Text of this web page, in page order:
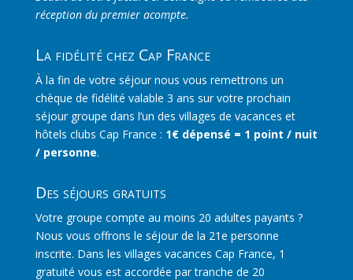
réception du premier acompte.
La fidélité chez Cap France
À la fin de votre séjour nous vous remettrons un
chèque de fidélité valable 3 ans sur votre prochain
séjour groupe dans l’un des villages de vacances et
hôtels clubs Cap France : 1€ dépensé = 1 point / nuit
/ personne.
Des séjours gratuits
Votre groupe compte au moins 20 adultes payants ?
Nous vous offrons le séjour de la 21e personne
inscrite. Dans les villages vacances Cap France, 1
gratuité vous est accordée par tranche de 20